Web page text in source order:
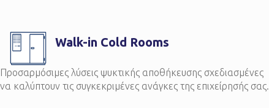
Walk-in Cold Rooms
Προσαρμόσιμες λύσεις ψυκτικής αποθήκευσης σχεδιασμένες
να καλύπτουν τις συγκεκριμένες ανάγκες της επιχείρησής σας.